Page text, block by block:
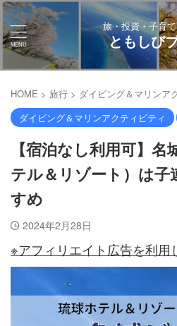
旅・投資・子育
ともしび
HOME > 旅行 > ダイビング＆マリンア
ダイビング＆マリンアクティビティ
【宿泊なし利用可】
テル＆リゾート）は子
すめ
2024年2月28日
※アフィリエイト広告を利用